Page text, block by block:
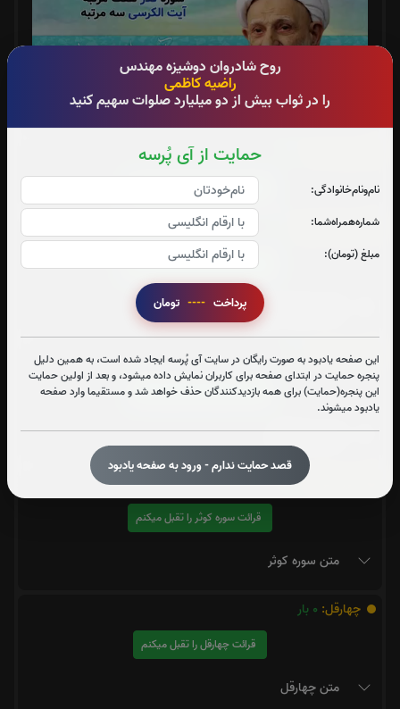
روح شادروان‌ دوشیزه مهندس
راضیه کاظمی
را در ثواب بیش از دو میلیارد صلوات سهیم کنید
حمایت از آی پُرسه
نام‌و‌نام‌خانوادگی:
شماره‌همراه‌شما:
مبلغ (تومان):
پرداخت ----
این صفحه یادبود به صورت رایگان در سایت آی پُرسه ایجاد شده است، به همین دلیل
پنجره حمایت در ابتدای صفحه برای کاربران نمایش داده میشود، و بعد از اولین حمایت
این پنجره(حمایت) برای همه بازدیدکنندگان حذف خواهد شد و مستقیما وارد صفحه
یادبود میشوند.
قصد حمایت ندارم - ورود به صفحه یادبود
قرائت سوره حمد را تقبل میکنم
سوره یاسین:
قرائت سوره یاسین را تقبل میکنم
متن سوره یاسین
سوره قدر:0بار
قرائت سوره قدر را تقبل میکنم
متن سوره قدر
سوره کوثر:7بار
قرائت سوره کوثر را تقبل میکنم
متن سوره کوثر
چهارقل: 0 بار
قرائت چهارقل را تقبل میکنم
متن چهارقل